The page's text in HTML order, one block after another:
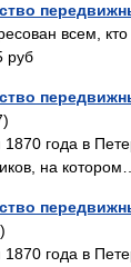
всем,
руб
1870 года в
на
1870 года в